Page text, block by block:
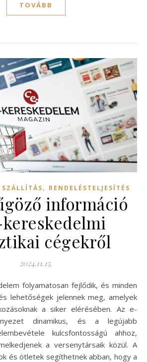
TOVÁBB
, RENDELÉSTELJESÍTÉS
információ
cégekről
2024.11.15.
lehetőségek jelennek meg, amelyek
a siker elérésében. Az e-
dinamikus, és a legújabb
kulcsfontosságú ahhoz,
a versenytársaik közül. A
és ötletek segíthetnek abban, hogy a